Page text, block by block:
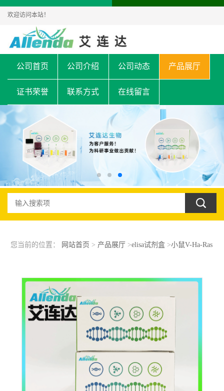
欢迎访问本站！
公司首页 公司介绍 公司动态 产品展厅
证书荣誉 联系方式 在线留言
您当前的位置： 网站首页 > 产品展厅 >elisa试剂盒>小鼠V-Ha-Ras